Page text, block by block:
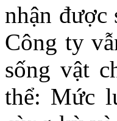
nhận được
Công ty
sống vật
thể: Mức